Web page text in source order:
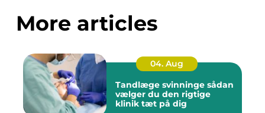
More articles
04. Aug
Tandlæge svinninge sådan
vælger du den rigtige
klinik tæt på dig